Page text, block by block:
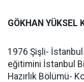
GÖKHAN YÜKSEL
1976 Şişli-
eğitimini İstanbul
Hazırlık Bölümü-